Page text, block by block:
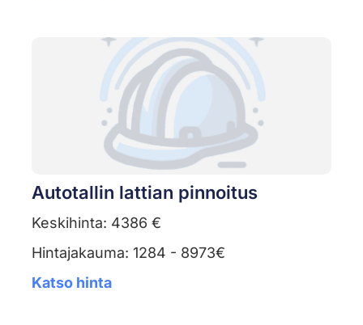
Autotallin lattian pinnoitus
Keskihinta: 4386 €
Hintajakauma: 1284 - 8973€
Katso hinta